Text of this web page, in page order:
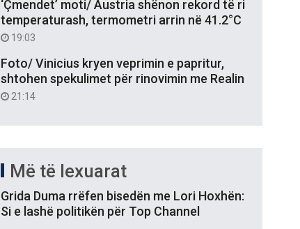
‘Çmendet’ moti/ Austria shënon rekord të ri
temperaturash, termometri arrin në 41.2°C
19:03
Foto/ Vinicius kryen veprimin e papritur,
shtohen spekulimet për rinovimin me Realin
21:14
Më të lexuarat
Grida Duma rrëfen bisedën me Lori Hoxhën:
Si e lashë politikën për Top Channel